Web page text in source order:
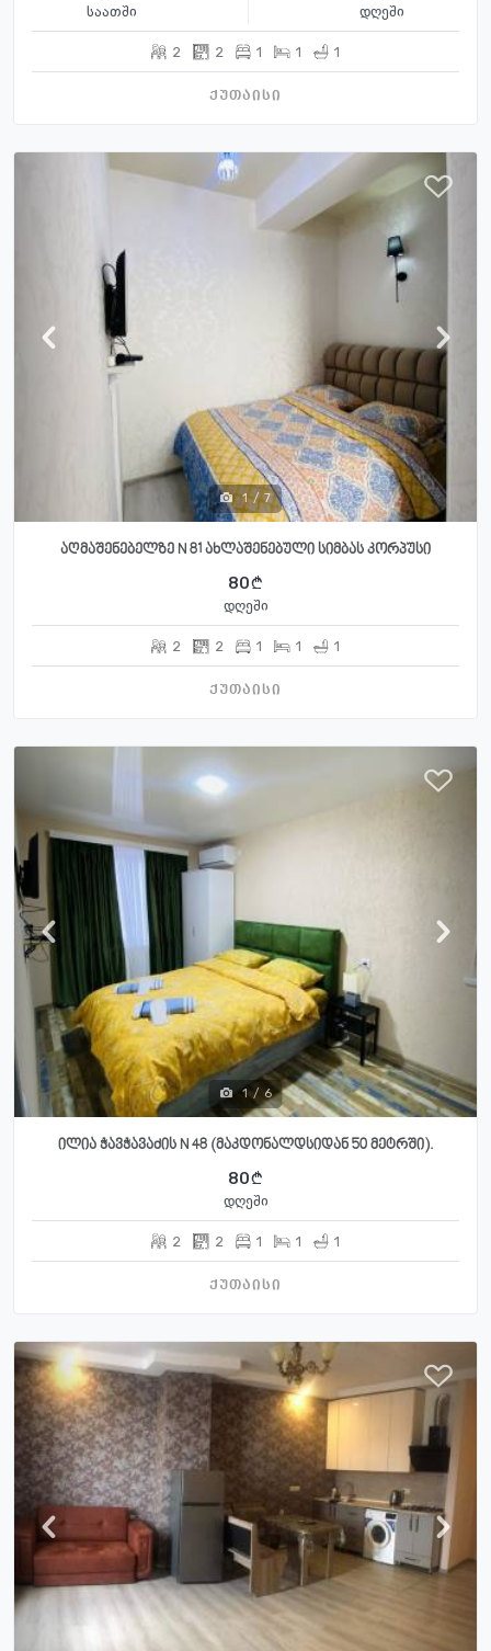
საათში
დღეში
2 2 1 1 1
ქუთაისი
1 / 7
აღმაშენებელზე N 81 ახლაშენებული სიმბას კორპუსი
80
დღეში
2 2 1 1 1
ქუთაისი
1 / 6
ილია ჭავჭავაძის N 48 (მაკდონალდსიდან 50 მეტრში).
80
დღეში
2 2 1 1 1
ქუთაისი